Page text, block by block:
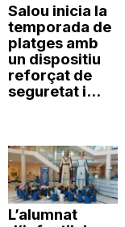
Salou inicia la
temporada de
platges amb
un dispositiu
reforçat de
seguretat i...
L’alumnat